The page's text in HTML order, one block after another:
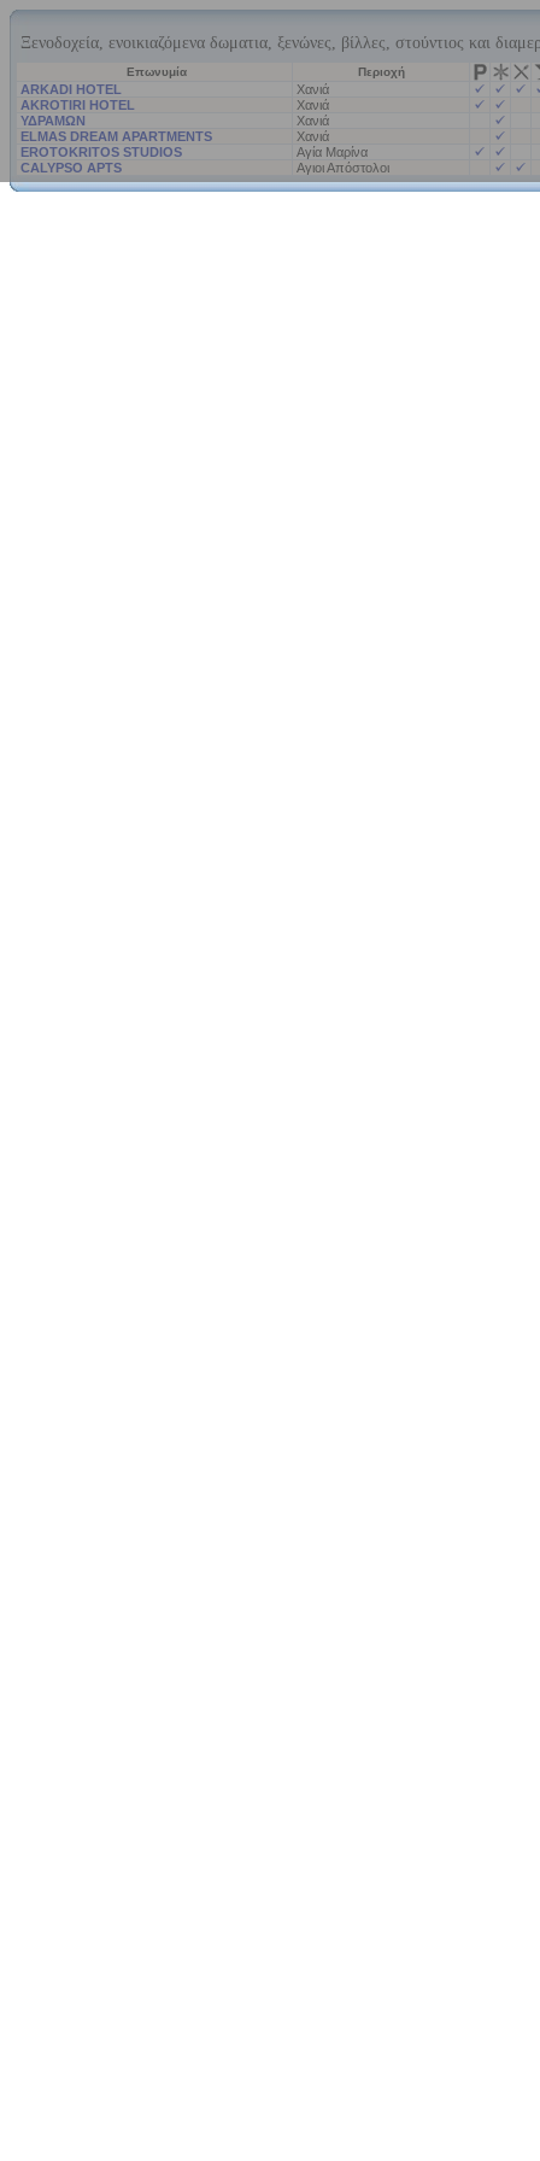
Ξενοδοχεία, ενοικιαζόμενα δωματια, ξενώνες, βίλλες, στούντιος και
Επωνυμία Περιοχή
ARKADI HOTEL
Χανιά
AKROTIRI HOTEL
Χανιά
ΥΔΡΑΜΩΝ
Χανιά
ELMAS DREAM APARTMENTS
Χανιά
EROTOKRITOS STUDIOS
Αγία Μαρίνα
CALYPSO APTS
Αγιοι Απόστολοι